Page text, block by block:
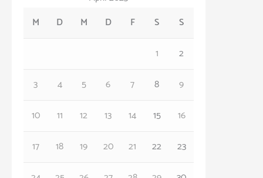
M
D M D F S
S
1
2
3
4 5 6 7 8
9
10
11 12 13 14 15
16
17
18 19 20 21 22
23